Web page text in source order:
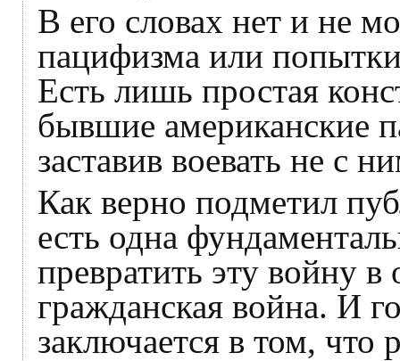
В его словах нет и не
пацифизма или
Есть лишь простая
бывшие американские
заставив воевать не с
Как верно подметил
есть одна
превратить эту войну в
гражданская война. И
заключается в том,